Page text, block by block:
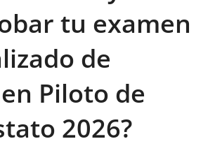
tu examen
de
Piloto de
2026?